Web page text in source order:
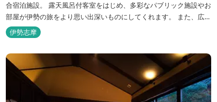
合宿泊施設。 露天風呂付客室をはじめ、多彩なパブリック施設やお
部屋が伊勢の旅をより思い出深いものにしてくれます。 また、広大
な敷地内にはテニスコート、野球場を始めとしたスポーツ施設や、
ウォータースライダーを有する流水プール、お子様が楽しめる児童
遊園など、様々なアウトドア施設がございます。杜の自然を感じな
がら、充実した伊勢の一日を...
伊勢志摩